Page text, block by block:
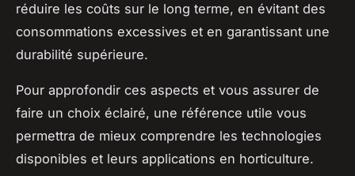
réduire les coûts sur le long terme, en évitant des
consommations excessives et en garantissant une
durabilité supérieure.
Pour approfondir ces aspects et vous assurer de
faire un choix éclairé, une référence utile vous
permettra de mieux comprendre les technologies
disponibles et leurs applications en horticulture.